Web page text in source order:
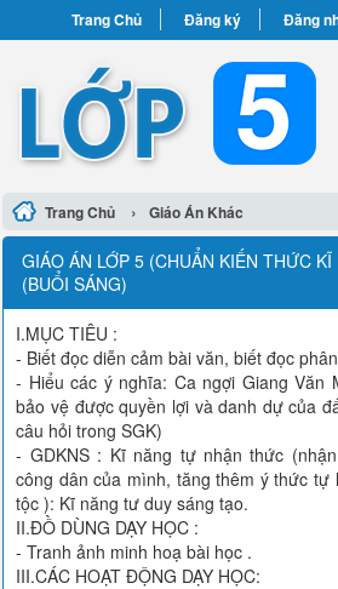
Trang Chủ Đăng ký Đăng
Trang Chủ › Giáo Án Khác
GIÁO ÁN LỚP 5 (CHUẨN KIẾN THỨC KĨ
(BUỔI SÁNG)
I.MỤC TIÊU :
- Biết đọc diễn cảm bài văn, biết đọc
- Hiểu các ý nghĩa: Ca ngợi Giang Văn
bảo vệ được quyền lợi và danh dự của
câu hỏi trong SGK)
- GDKNS : Kĩ năng tự nhận thức
công dân của mình, tăng thêm ý thức
tộc ): Kĩ năng tư duy sáng tạo.
II.ĐỒ DÙNG DẠY HỌC :
- Tranh ảnh minh hoạ bài học .
III.CÁC HOẠT ĐỘNG DẠY HỌC: